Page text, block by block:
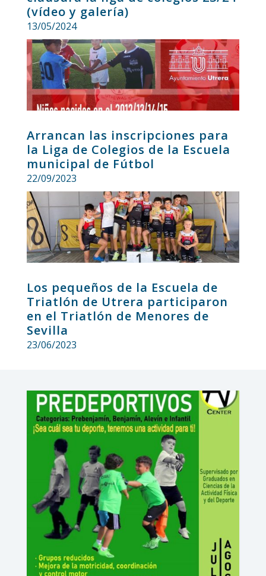
(vídeo y galería)
13/05/2024
Arrancan las inscripciones para
la Liga de Colegios de la Escuela
municipal de Fútbol
22/09/2023
Los pequeños de la Escuela de
Triatlón de Utrera participaron
en el Triatlón de Menores de
Sevilla
23/06/2023